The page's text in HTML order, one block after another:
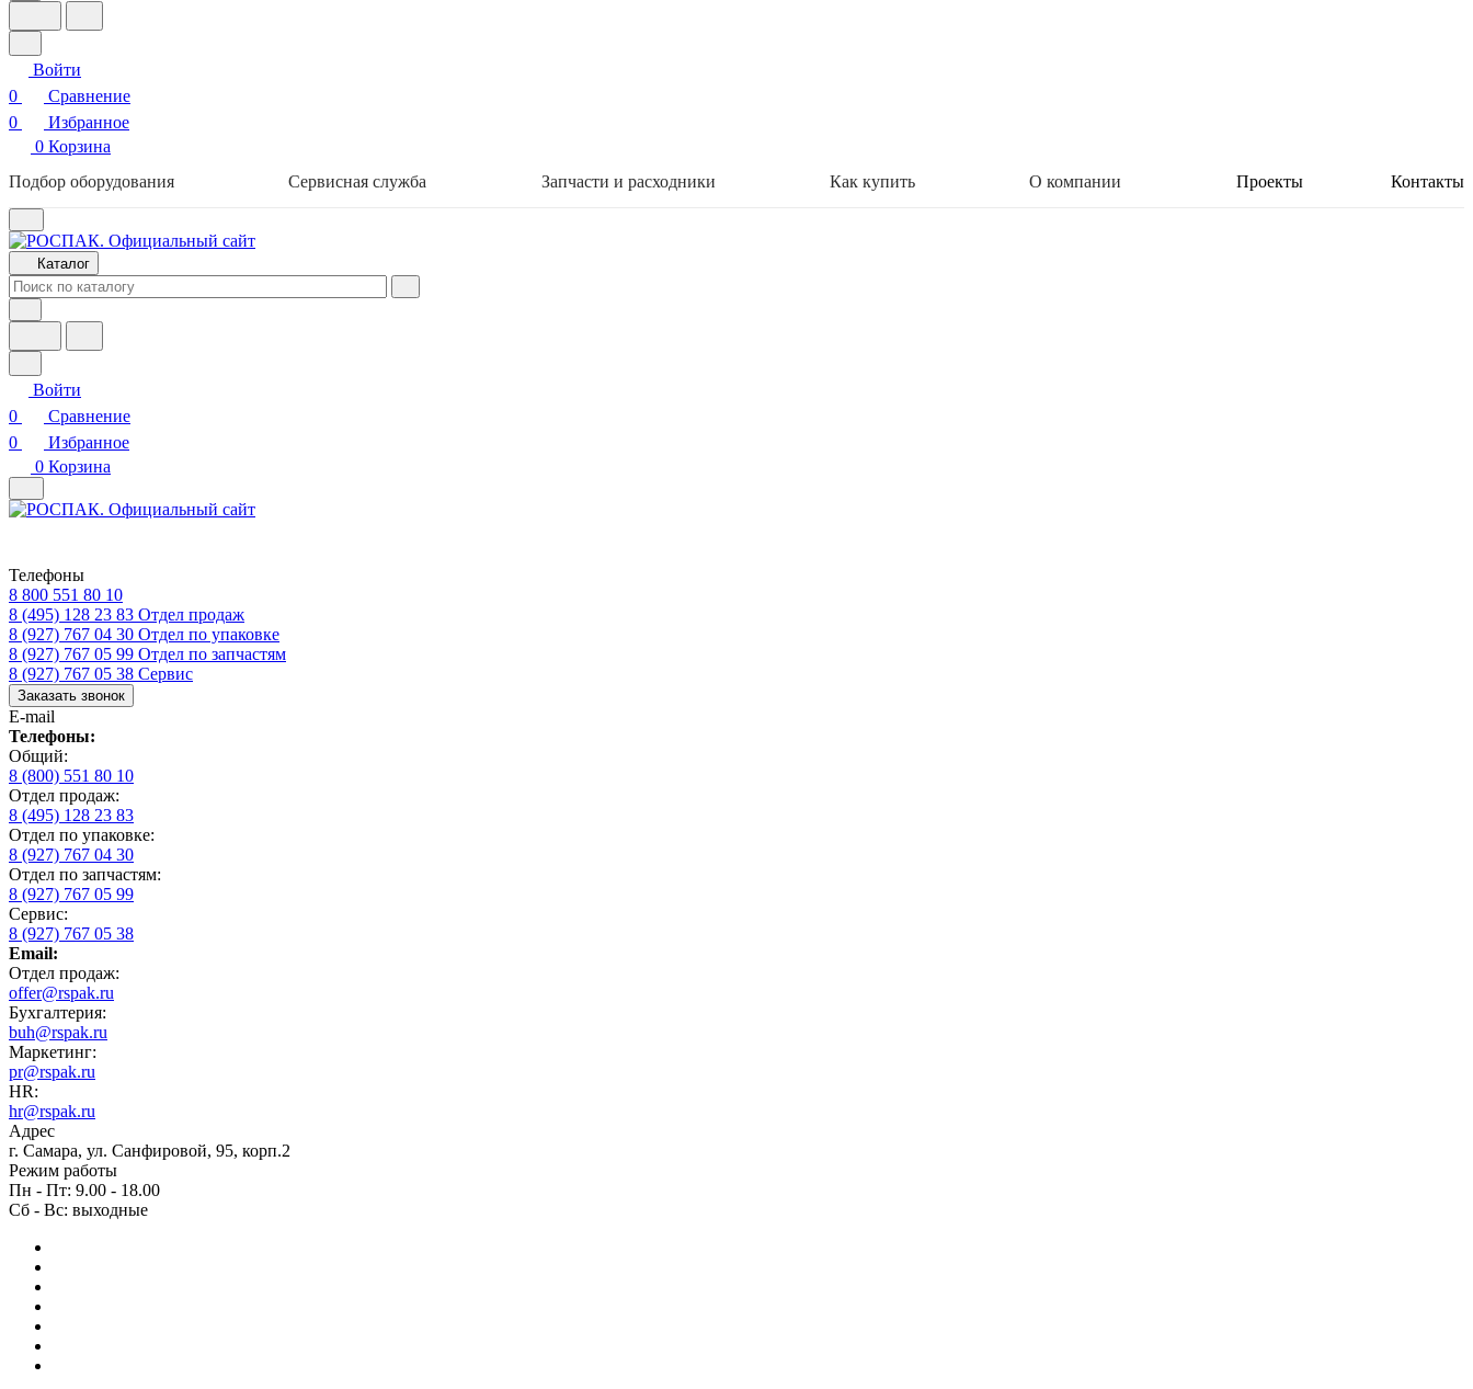
Войти
0
Сравнение
0
Избранное
0 Корзина
Подбор оборудования
Сервисная служба Запчасти и расходники Как купить О компании Проекты Контакты
Каталог
Войти
0
Сравнение
0
Избранное
0 Корзина
Телефоны
8 800 551 80 10
8 (495) 128 23 83 Отдел продаж
8 (927) 767 04 30 Отдел по упаковке
8 (927) 767 05 99 Отдел по запчастям
8 (927) 767 05 38 Сервис
Заказать звонок
E-mail
Телефоны:
Общий:
8 (800) 551 80 10
Отдел продаж:
8 (495) 128 23 83
Отдел по упаковке:
8 (927) 767 04 30
Отдел по запчастям:
8 (927) 767 05 99
Сервис:
8 (927) 767 05 38
Email:
Отдел продаж:
offer@rspak.ru
Бухгалтерия:
buh@rspak.ru
Маркетинг:
pr@rspak.ru
HR:
hr@rspak.ru
Адрес
г. Самара, ул. Санфировой, 95, корп.2
Режим работы
Пн - Пт: 9.00 - 18.00
Сб - Вс: выходные